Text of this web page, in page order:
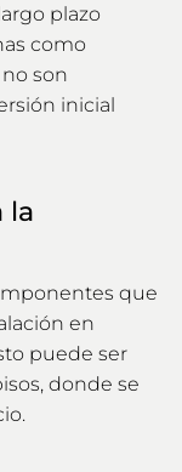
plazo
como
son
inicial
la
que
en
puede ser
donde se